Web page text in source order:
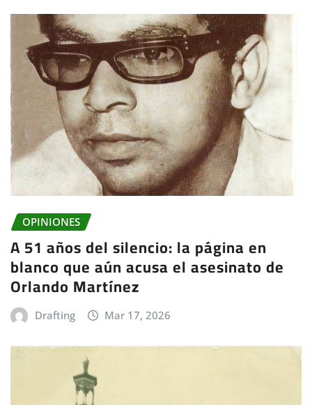
OPINIONES
A 51 años del silencio: la página en
blanco que aún acusa el asesinato de
Orlando Martínez
Drafting Mar 17, 2026